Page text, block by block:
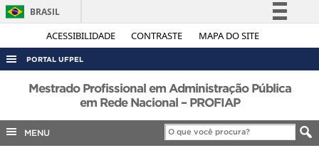
ACESSIBILIDADE CONTRASTE MAPA DO SITE
BRASIL
Simplifique!
Acesso à informação
Legislação
Canais
PORTAL UFPEL
ACESSO À INFORMAÇÃO
COBALTO
Mestrado Profissional em Administração Pública
em Rede Nacional – PROFIAP
MENU